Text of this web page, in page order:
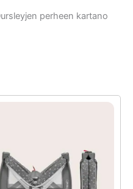
perheen kartano